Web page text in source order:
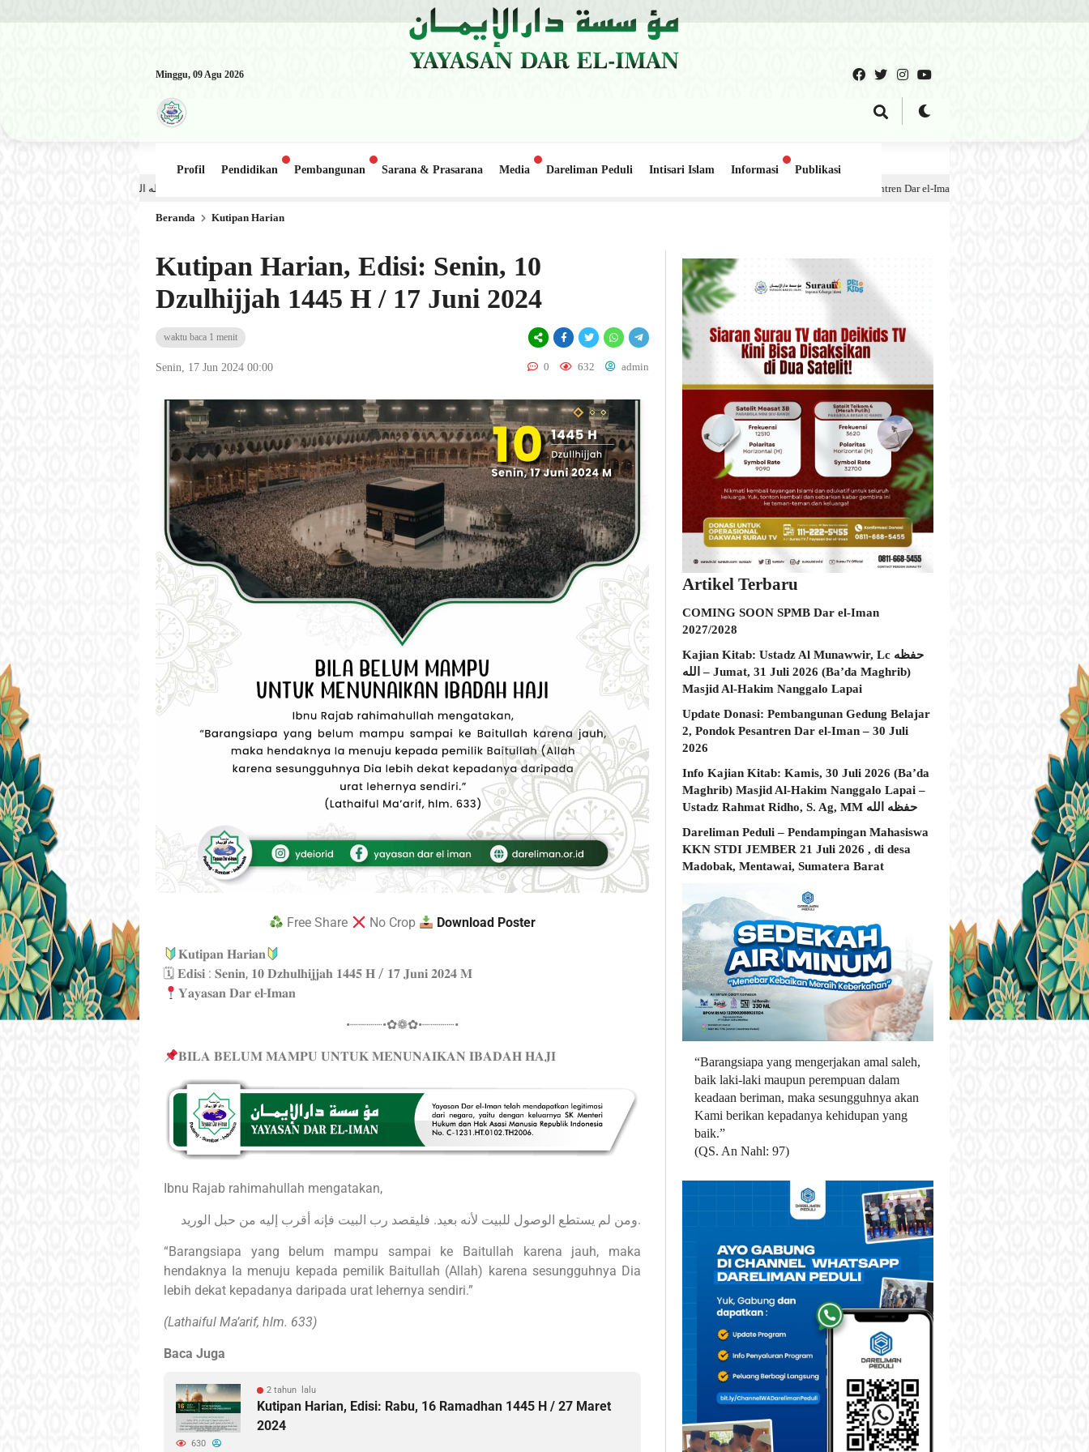
Minggu, 09 Agu 2026
Profil Pendidikan Pembangunan Sarana & Prasarana Media Dareliman Peduli Intisari Islam Informasi
Publikasi
Kajian Kitab: Ustadz Al Munawwir, Lc حفظه الله – Jumat, 31 Juli 2026 (Ba’da Maghrib) Masjid Al-Hakim Nanggalo Lapai
Update Donasi: Pembangunan Gedung Belajar 2, Pondok Pesantren Dar el-Iman – 30 Juli 2026 1 minggu lalu
Beranda Kutipan Harian
Kutipan Harian, Edisi: Senin, 10
Dzulhijjah 1445 H / 17 Juni 2024
waktu baca 1 menit
Senin, 17 Jun 2024 00:00 0 632 admin
Free Share No Crop Download Poster
𝐊𝐮𝐭𝐢𝐩𝐚𝐧 𝐇𝐚𝐫𝐢𝐚𝐧
🗓 𝐄𝐝𝐢𝐬𝐢 : 𝐒𝐞𝐧𝐢𝐧, 𝟏𝟎 𝐃𝐳𝐡𝐮𝐥𝐡𝐢𝐣𝐣𝐚𝐡 𝟏𝟒𝟒𝟓 𝐇 / 𝟏𝟕 𝐉𝐮𝐧𝐢 𝟐𝟎𝟐𝟒 𝐌
𝐘𝐚𝐲𝐚𝐬𝐚𝐧 𝐃𝐚𝐫 𝐞𝐥-𝐈𝐦𝐚𝐧
•┈┈┈┈•✿❁✿•┈┈┈┈•
𝐁𝐈𝐋𝐀 𝐁𝐄𝐋𝐔𝐌 𝐌𝐀𝐌𝐏𝐔 𝐔𝐍𝐓𝐔𝐊 𝐌𝐄𝐍𝐔𝐍𝐀𝐈𝐊𝐀𝐍 𝐈𝐁𝐀𝐃𝐀𝐇 𝐇𝐀𝐉𝐈
Ibnu Rajab rahimahullah mengatakan,
ومن لم يستطع الوصول للبيت لأنه بعيد. فليقصد رب البيت فإنه أقرب إليه من حبل الوريد.
“Barangsiapa yang belum mampu sampai ke Baitullah karena jauh, maka
hendaknya Ia menuju kepada pemilik Baitullah (Allah) karena sesungguhnya Dia
lebih dekat kepadanya daripada urat lehernya sendiri.”
(Lathaiful Ma’arif, hlm. 633)
Baca Juga
2 tahun lalu
Kutipan Harian, Edisi: Rabu, 16 Ramadhan 1445 H / 27 Maret
2024
630
Artikel Terbaru
COMING SOON SPMB Dar el-Iman
2027/2028
Kajian Kitab: Ustadz Al Munawwir, Lc حفظه
الله – Jumat, 31 Juli 2026 (Ba’da Maghrib)
Masjid Al-Hakim Nanggalo Lapai
Update Donasi: Pembangunan Gedung Belajar
2, Pondok Pesantren Dar el-Iman – 30 Juli
2026
Info Kajian Kitab: Kamis, 30 Juli 2026 (Ba’da
Maghrib) Masjid Al-Hakim Nanggalo Lapai –
Ustadz Rahmat Ridho, S. Ag, MM حفظه الله
Dareliman Peduli – Pendampingan Mahasiswa
KKN STDI JEMBER 21 Juli 2026 , di desa
Madobak, Mentawai, Sumatera Barat
“Barangsiapa yang mengerjakan amal saleh,
baik laki-laki maupun perempuan dalam
keadaan beriman, maka sesungguhnya akan
Kami berikan kepadanya kehidupan yang
baik.”
(QS. An Nahl: 97)